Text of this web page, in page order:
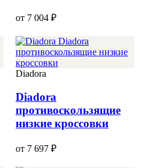
от 7 004 ₽
Diadora
Diadora
противоскользящие
низкие кроссовки
от 7 697 ₽